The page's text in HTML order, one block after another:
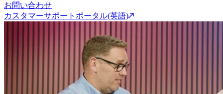
お問い合わせ
カスタマーサポートポータル(英語)